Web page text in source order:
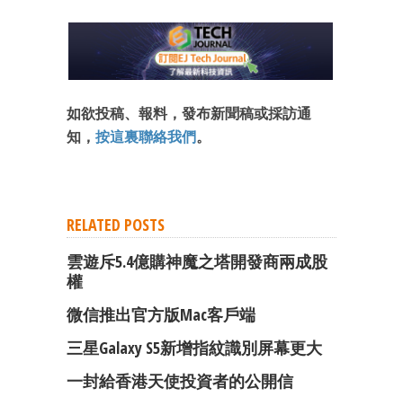
如欲投稿、報料，發布新聞稿或採訪通
知， 按這裏聯絡我們。
RELATED POSTS
雲遊斥5.4億購神魔之塔開發商兩成股
權
微信推出官方版Mac客戶端
三星Galaxy S5新增指紋識別屏幕更大
一封給香港天使投資者的公開信
成為 EJ Tech 會員